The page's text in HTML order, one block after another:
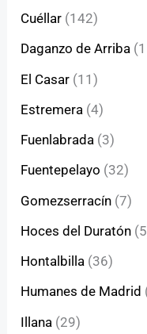
Cuéllar (142)
Daganzo de Arriba
El Casar (11)
Estremera (4)
Fuenlabrada (3)
Fuentepelayo (32)
Gomezserracín (7)
Hoces del Duratón
Hontalbilla (36)
Humanes de Madrid
Illana (29)